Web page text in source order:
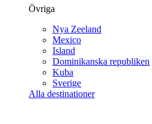
Övriga
Nya Zeeland
Mexico
Island
Dominikanska republiken
Kuba
Sverige
Alla destinationer